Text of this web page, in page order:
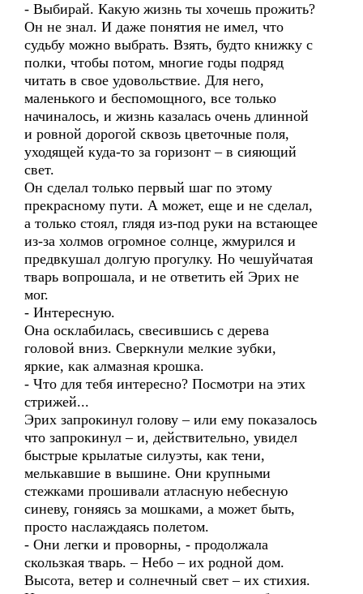
- Выбирай. Какую жизнь ты хочешь прожить?
Он не знал. И даже понятия не имел, что
судьбу можно выбрать. Взять, будто книжку с
полки, чтобы потом, многие годы подряд
читать в свое удовольствие. Для него,
маленького и беспомощного, все только
начиналось, и жизнь казалась очень длинной
и ровной дорогой сквозь цветочные поля,
уходящей куда-то за горизонт – в сияющий
свет.
Он сделал только первый шаг по этому
прекрасному пути. А может, еще и не сделал,
а только стоял, глядя из-под руки на встающее
из-за холмов огромное солнце, жмурился и
предвкушал долгую прогулку. Но чешуйчатая
тварь вопрошала, и не ответить ей Эрих не
мог.
- Интересную.
Она осклабилась, свесившись с дерева
головой вниз. Сверкнули мелкие зубки,
яркие, как алмазная крошка.
- Что для тебя интересно? Посмотри на этих
стрижей...
Эрих запрокинул голову – или ему показалось
что запрокинул – и, действительно, увидел
быстрые крылатые силуэты, как тени,
мелькавшие в вышине. Они крупными
стежками прошивали атласную небесную
синеву, гоняясь за мошками, а может быть,
просто наслаждаясь полетом.
- Они легки и проворны, - продолжала
скользкая тварь. – Небо – их родной дом.
Высота, ветер и солнечный свет – их стихия.